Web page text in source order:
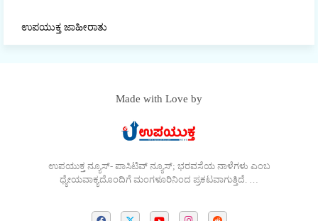
ಉಪಯುಕ್ತ ಜಾಹೀರಾತು
Made with Love by
ಉಪಯುಕ್ತ ನ್ಯೂಸ್- ಪಾಸಿಟಿವ್ ನ್ಯೂಸ್; ಭರವಸೆಯ ನಾಳೆಗಳು ಎಂಬ
ಧ್ಯೇಯವಾಕ್ಯದೊಂದಿಗೆ ಮಂಗಳೂರಿನಿಂದ ಪ್ರಕಟವಾಗುತ್ತಿದೆ. …